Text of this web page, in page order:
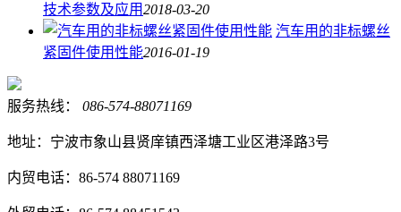
技术参数及应用2018-03-20
汽车用的非标螺丝
紧固件使用性能2016-01-19
服务热线： 086-574-88071169
地址：宁波市象山县贤庠镇西泽塘工业区港泽路3号
内贸电话：86-574 88071169